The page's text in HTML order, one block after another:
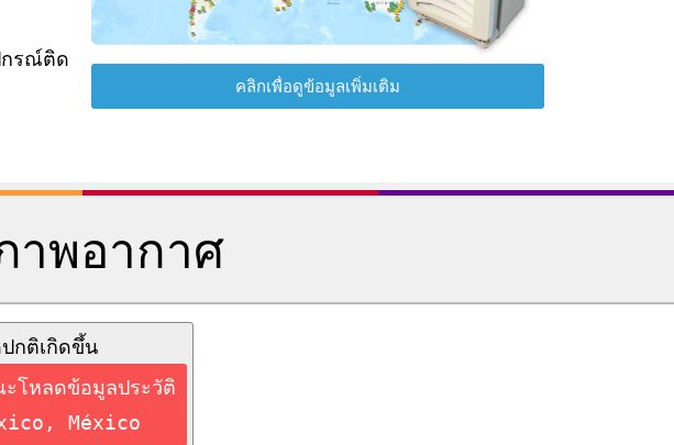
กรณ์ติด
คลิกเพื่อดูข้อมูลเพิ่มเติม
พอากาศ
กติเกิดขึ้น
โหลดข้อมูลประวัติ
México